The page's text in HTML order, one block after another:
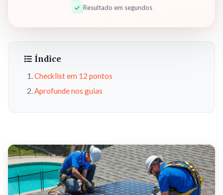
Resultado em segundos
Índice
Checklist em 12 pontos
Aprofunde nos guias